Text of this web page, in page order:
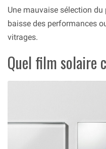
Une mauvaise sélection
baisse des performances
vitrages.
Quel film solaire